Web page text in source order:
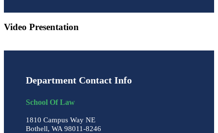
Video Presentation
Department Contact Info
School Of Law
1810 Campus Way NE
Bothell, WA 98011-8246